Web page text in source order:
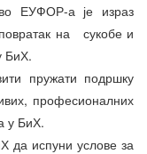
ЕУФОР-а је израз
на сукобе и
БиХ.
пружати подршку
професионалних
у БиХ.
да испуни услове за